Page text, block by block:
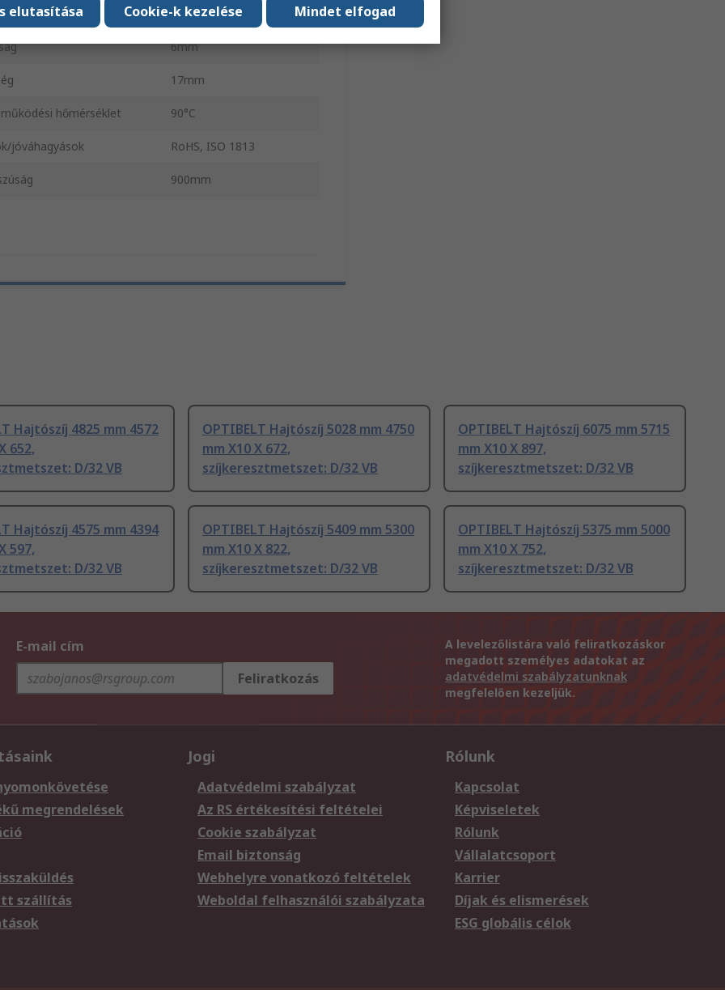
1419mm
6mm
17mm
hőmérséklet 90°C
jóváhagyások RoHS, ISO 1813
900mm
Hajtószíj 4825 mm 4572
652,
D/32 VB
OPTIBELT Hajtószíj 5028 mm 4750
mm X10 X 672,
szíjkeresztmetszet: D/32 VB
OPTIBELT Hajtószíj 6075 mm 5715
mm X10 X 897,
szíjkeresztmetszet: D/32 VB
Hajtószíj 4575 mm 4394
597,
D/32 VB
OPTIBELT Hajtószíj 5409 mm 5300
mm X10 X 822,
szíjkeresztmetszet: D/32 VB
OPTIBELT Hajtószíj 5375 mm 5000
mm X10 X 752,
szíjkeresztmetszet: D/32 VB
E-mail cím
Feliratkozás
A levelezőlistára való feliratkozáskor
megadott személyes adatokat az
adatvédelmi szabályzatunknak
megfelelően kezeljük.
megrendelések
szállítás
Jogi
Adatvédelmi szabályzat
Az RS értékesítési feltételei
Cookie szabályzat
Email biztonság
Webhelyre vonatkozó feltételek
Weboldal felhasználói szabályzata
Rólunk
Kapcsolat
Képviseletek
Rólunk
Vállalatcsoport
Karrier
Díjak és elismerések
ESG globális célok
Mindet elfogad
Cookie-k kezelése
elutasítása